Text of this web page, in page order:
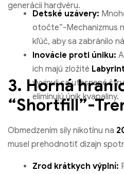
generácii hardvéru.
Detské uzávery:
otočte”-Mechanizmus
kľúč, aby sa zabránilo
Inovácie proti úniku:
ich majú zložité
vyvinuli sa utesnené
eliminujú únik kvapaliny.
3. Horná
“Shortfill”-
Obmedzením sily nikotínu na
musel prehodnotiť dizajn
Zrod krátkych výplní: